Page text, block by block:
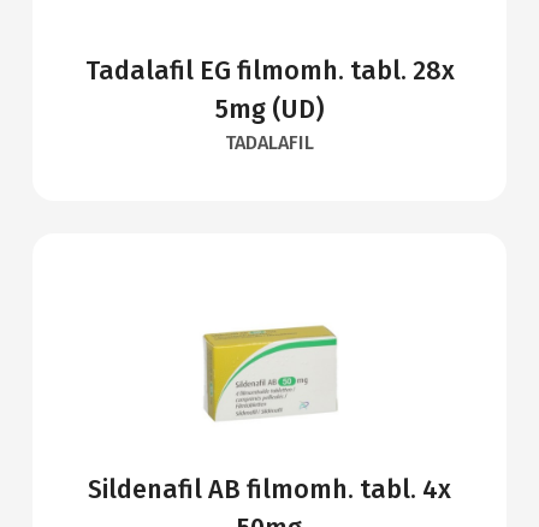
Tadalafil EG filmomh. tabl. 28x
5mg (UD)
TADALAFIL
Sildenafil AB filmomh. tabl. 4x